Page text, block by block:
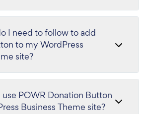
I need to follow to add
to my WordPress
site?
POWR Donation Button
Business Theme site?